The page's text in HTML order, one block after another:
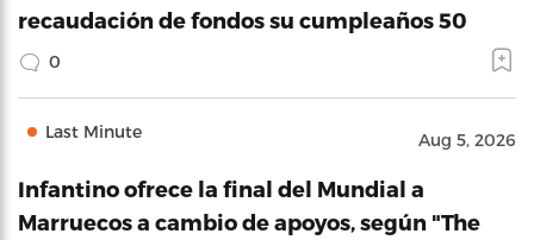
recaudación de fondos su cumpleaños 50
0
Last Minute Aug 5, 2026
Infantino ofrece la final del Mundial a
Marruecos a cambio de apoyos, según "The